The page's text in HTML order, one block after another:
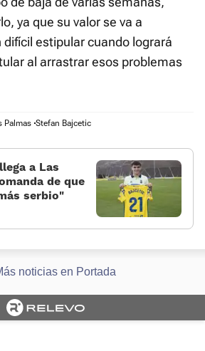
ya que su valor se va a
estipular cuando logrará
al arrastrar esos problemas
Palmas Stefan Bajcetic
a Las
de que
serbio»
noticias en Portada